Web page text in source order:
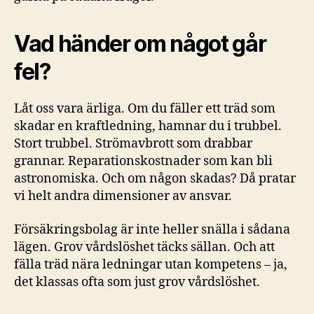
Vad händer om något går
fel?
Låt oss vara ärliga. Om du fäller ett träd som
skadar en kraftledning, hamnar du i trubbel.
Stort trubbel. Strömavbrott som drabbar
grannar. Reparationskostnader som kan bli
astronomiska. Och om någon skadas? Då pratar
vi helt andra dimensioner av ansvar.
Försäkringsbolag är inte heller snälla i sådana
lägen. Grov vårdslöshet täcks sällan. Och att
fälla träd nära ledningar utan kompetens – ja,
det klassas ofta som just grov vårdslöshet.